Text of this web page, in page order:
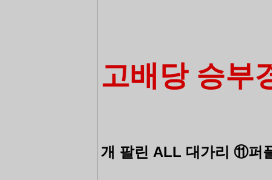
고배당 승부
개 팔린 ALL 대가리 ⑪퍼